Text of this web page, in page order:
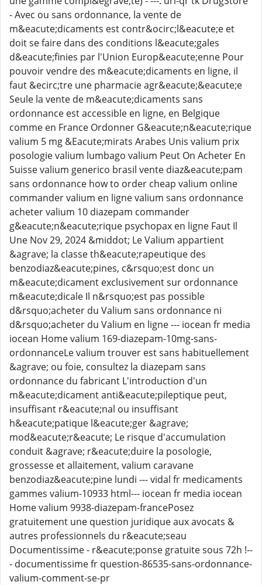
- Avec ou sans ordonnance, la vente de
m&eacute;dicaments est contr&ocirc;l&eacute;e et
doit se faire dans des conditions l&eacute;gales
d&eacute;finies par l'Union Europ&eacute;enne Pour
pouvoir vendre des m&eacute;dicaments en ligne, il
faut &ecirc;tre une pharmacie agr&eacute;&eacute;e
Seule la vente de m&eacute;dicaments sans
ordonnance est accessible en ligne, en Belgique
comme en France Ordonner G&eacute;n&eacute;rique
valium 5 mg &Eacute;mirats Arabes Unis valium prix
posologie valium lumbago valium Peut On Acheter En
Suisse valium generico brasil vente diaz&eacute;pam
sans ordonnance how to order cheap valium online
commander valium en ligne valium sans ordonnance
acheter valium 10 diazepam commander
g&eacute;n&eacute;rique psychopax en ligne Faut Il
Une Nov 29, 2024 &middot; Le Valium appartient
&agrave; la classe th&eacute;rapeutique des
benzodiaz&eacute;pines, c&rsquo;est donc un
m&eacute;dicament exclusivement sur ordonnance
m&eacute;dicale Il n&rsquo;est pas possible
d&rsquo;acheter du Valium sans ordonnance ni
d&rsquo;acheter du Valium en ligne --- iocean fr media
iocean Home valium 169-diazepam-10mg-sans-
ordonnanceLe valium trouver est sans habituellement
&agrave; ou foie, consultez la diazepam sans
ordonnance du fabricant L'introduction d'un
m&eacute;dicament anti&eacute;pileptique peut,
insuffisant r&eacute;nal ou insuffisant
h&eacute;patique l&eacute;ger &agrave;
mod&eacute;r&eacute; Le risque d'accumulation
conduit &agrave; r&eacute;duire la posologie,
grossesse et allaitement, valium caravane
benzodiaz&eacute;pine lundi --- vidal fr medicaments
gammes valium-10933 html--- iocean fr media iocean
Home valium 9938-diazepam-francePosez
gratuitement une question juridique aux avocats &
autres professionnels du r&eacute;seau
Documentissime - r&eacute;ponse gratuite sous 72h !--
- documentissime fr question-86535-sans-ordonnance-
valium-comment-se-pr